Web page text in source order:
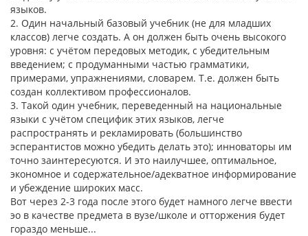
языков.
2. Один начальный базовый учебник (не для младших
классов) легче создать. А он должен быть очень высокого
уровня: с учётом передовых методик, с убедительным
введением; с продуманными частью грамматики,
примерами, упражнениями, словарем. Т.е. должен быть
создан коллективом профессионалов.
3. Такой один учебник, переведенный на национальные
языки с учётом специфик этих языков, легче
распространять и рекламировать (большинство
эсперантистов можно убедить делать это); инноваторы им
точно заинтересуются. И это наилучшее, оптимальное,
экономное и содержательное/адекватное информирование
и убеждение широких масс.
Вот через 2-3 года после этого будет намного легче ввести
эо в качестве предмета в вузе/школе и отторжения будет
гораздо меньше...